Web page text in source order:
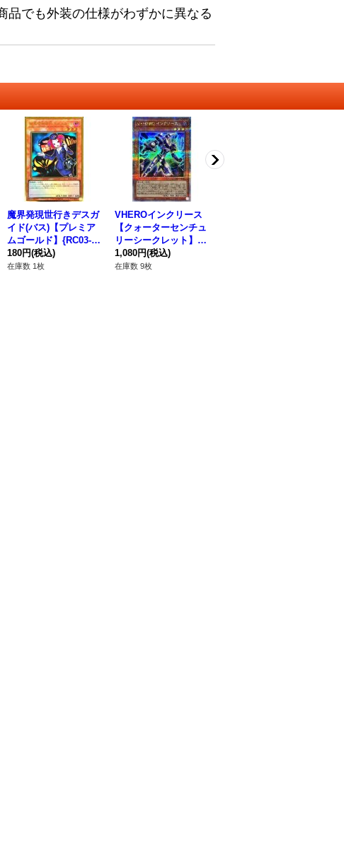
品でも外装の仕様がわずかに異なる
魔界発現世行きデスガ
イド(バス)【プレミア
ムゴールド】{RC03-J
P005}《モンスター》
180円(税込)
在庫数 1枚
VHEROインクリース
【クォーターセンチュ
リーシークレット】{Q
CCU-JP039}《モンス
ター》
1,080円(税込)
在庫数 9枚